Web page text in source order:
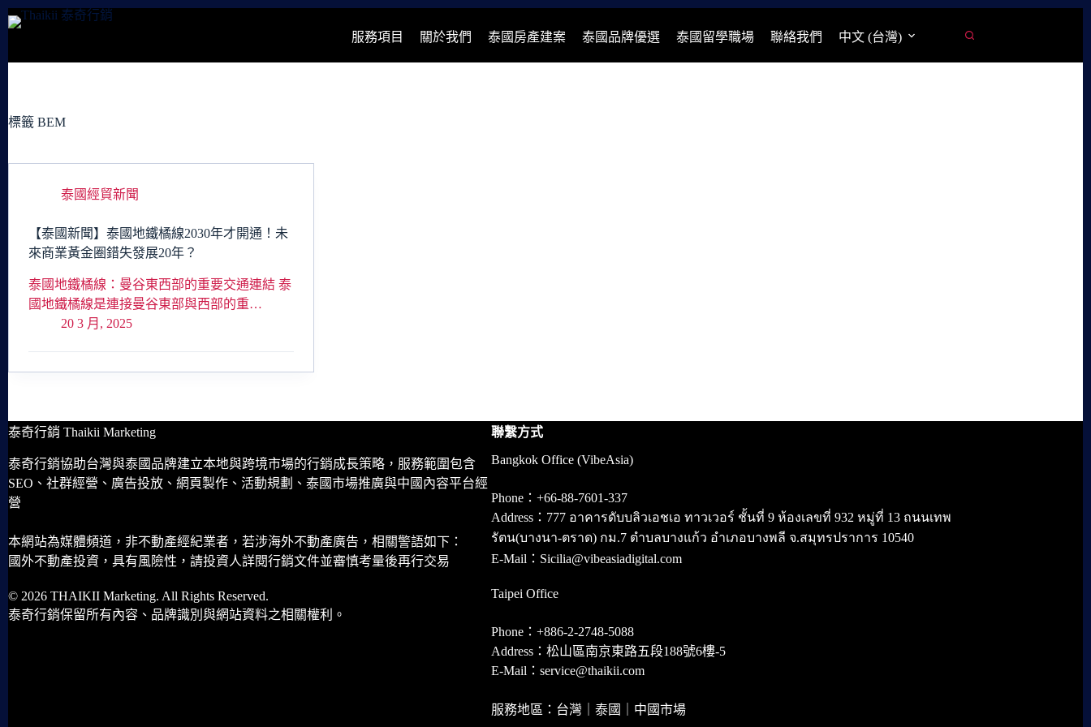
跳
容
服務項目 關於我們 泰國房產建案 泰國品牌優選 泰國留學職場 聯絡我們 中文 (台灣)
標籤 BEM
泰國經貿新聞
【泰國新聞】泰國地鐵橘線2030年才開通！未
來商業黃金圈錯失發展20年？
泰國地鐵橘線：曼谷東西部的重要交通連結 泰
國地鐵橘線是連接曼谷東部與西部的重…
20 3 月, 2025
泰奇行銷 Thaikii Marketing
泰奇行銷協助台灣與泰國品牌建立本地與跨境市場的行銷成長策略，服務範圍包含
SEO、社群經營、廣告投放、網頁製作、活動規劃、泰國市場推廣與中國內容平台經
營
本網站為媒體頻道，非不動產經紀業者，若涉海外不動產廣告，相關警語如下：
國外不動產投資，具有風險性，請投資人詳閱行銷文件並審慎考量後再行交易
© 2026 THAIKII Marketing. All Rights Reserved.
泰奇行銷保留所有內容、品牌識別與網站資料之相關權利。
聯繫方式
Bangkok Office (VibeAsia)
Phone：+66-88-7601-337
Address：777 อาคารดับบลิวเอชเอ ทาวเวอร์ ชั้นที่ 9 ห้องเลขที่ 932 หมู่ที่ 13 ถนนเทพ
รัตน(บางนา-ตราด) กม.7 ตำบลบางแก้ว อำเภอบางพลี จ.สมุทรปราการ 10540
E-Mail：Sicilia@vibeasiadigital.com
Taipei Office
Phone：+886-2-2748-5088
Address：松山區南京東路五段188號6樓-5
E-Mail：service@thaikii.com
服務地區：台灣｜泰國｜中國市場